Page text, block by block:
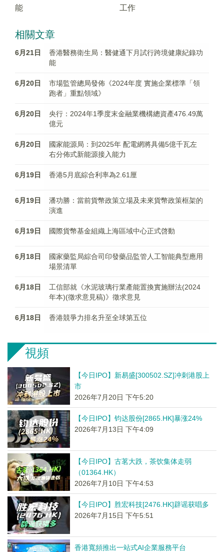
能
工作
相關文章
6月21日
香港醫務衛生局：醫健通下月試行跨境健康紀錄功
能
6月20日
市場監管總局發佈《2024年度 實施企業標準「領
跑者」重點領域》
6月20日
央行：2024年1季度末金融業機構總資產476.49萬
億元
6月20日
國家能源局：到2025年 配電網將具備5億千瓦左
右分佈式新能源接入能力
6月19日 香港5月底綜合利率為2.61厘
6月19日
潘功勝：當前貨幣政策立場及未來貨幣政策框架的
演進
6月19日 國際貨幣基金組織上海區域中心正式啓動
6月18日
國家藥監局綜合司印發藥品監管人工智能典型應用
場景清單
6月18日
工信部就《水泥玻璃行業產能置換實施辦法(2024
年本)(徵求意見稿)》徵求意見
6月18日 香港競爭力排名升至全球第五位
視頻
【今日IPO】新易盛[300502.SZ]冲刺港股上
市
2026年7月20日 下午5:20
【今日IPO】钧达股份[2865.HK]暴涨24%
2026年7月13日 下午4:09
【今日IPO】古茗大跌，茶饮集体走弱
（01364.HK）
2026年7月10日 下午4:53
【今日IPO】胜宏科技[2476.HK]辟谣获唱多
2026年7月15日 下午5:51
香港寬頻推出一站式AI企業服務平台